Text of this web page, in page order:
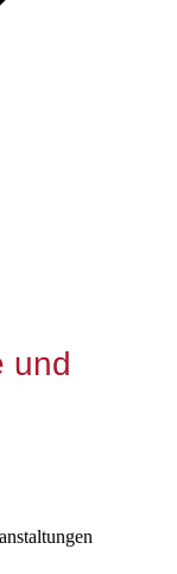
und